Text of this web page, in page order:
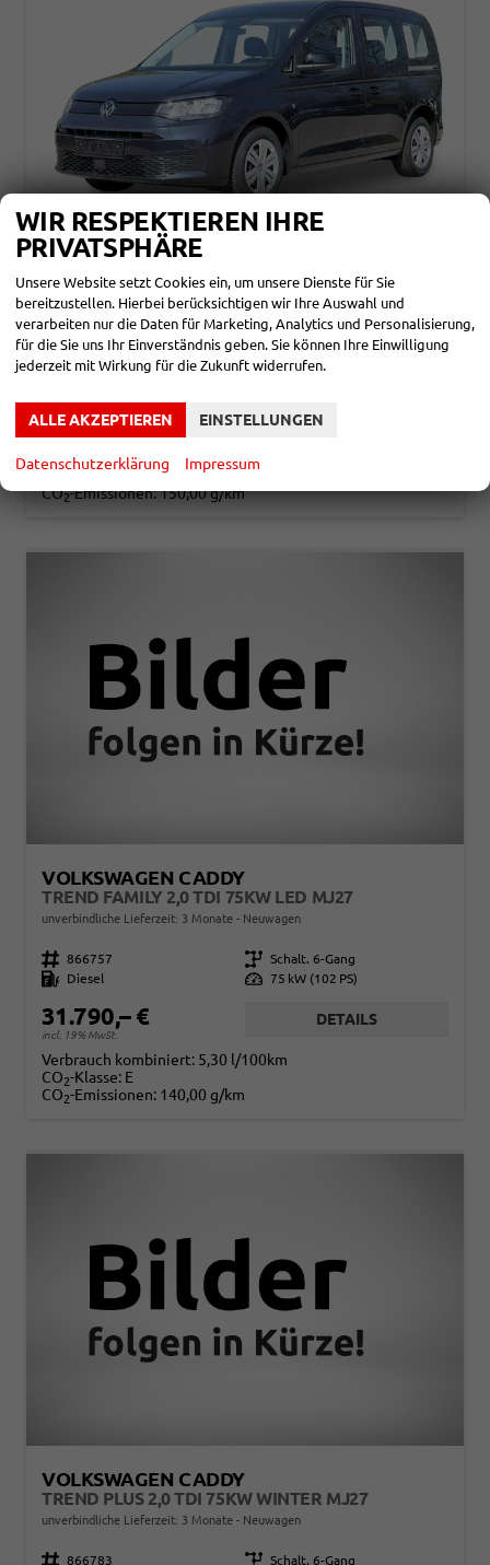
VOLKSWAGEN CADDY
unverbindliche Lieferzeit: ca.3-4 Monate Neuwagen
866217 Getriebe Schalt. 6-Gang
30.790,– € DETAILS
Verbrauch kombiniert:6,60 l/100km
CO
-Klasse:
CO2-Emissionen:150,00 g/km
VOLKSWAGEN CADDY
TREND FAMILY 2,0 TDI 75KW LED MJ27
unverbindliche Lieferzeit: 3 Monate Neuwagen
Fahrzeugnr. 866757 Getriebe Schalt. 6-Gang
Kraftstoff
Diesel Leistung 75 kW (102 PS)
31.790,– €
incl. 19% MwSt.
DETAILS
Verbrauch kombiniert: 5,30 l/100km
CO2-Klasse: E
CO2-Emissionen: 140,00 g/km
VOLKSWAGEN CADDY
TREND PLUS 2,0 TDI 75KW WINTER MJ27
unverbindliche Lieferzeit: 3 Monate Neuwagen
Fahrzeugnr. 866783 Getriebe Schalt. 6-Gang
WIR RESPEKTIEREN IHRE
PRIVATSPHÄRE
Unsere Website setzt Cookies ein, um unsere Dienste für Sie
bereitzustellen. Hierbei berücksichtigen wir Ihre Auswahl und
verarbeiten nur die Daten für Marketing, Analytics und Personalisierung,
für die Sie uns Ihr Einverständnis geben. Sie können Ihre Einwilligung
jederzeit mit Wirkung für die Zukunft widerrufen.
ALLE AKZEPTIEREN EINSTELLUNGEN
Datenschutzerklärung Impressum